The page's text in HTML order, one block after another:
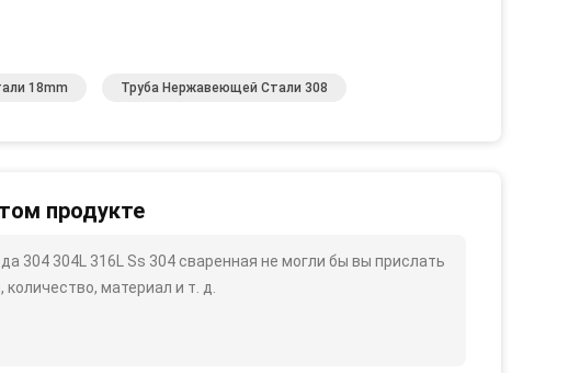
18mm Труба Нержавеющей Стали 308
продукте
304 304L 316L Ss 304 сваренная не могли бы вы прислать
материал и т. д.